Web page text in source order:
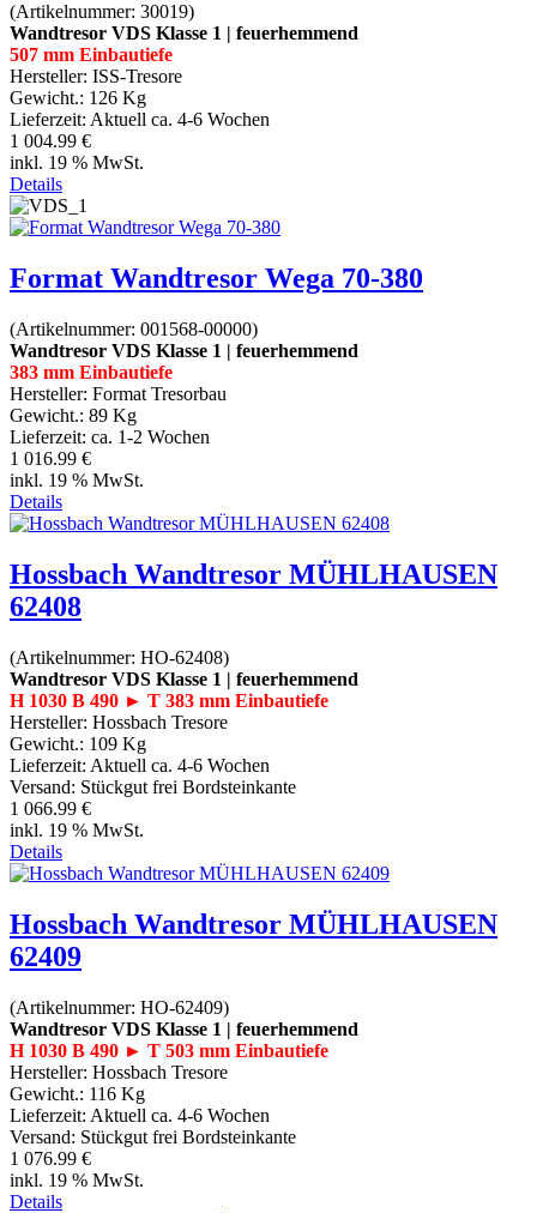
(Artikelnummer: 30019)
Wandtresor VDS Klasse 1 | feuerhemmend
507 mm Einbautiefe
Hersteller: ISS-Tresore
Gewicht.: 126 Kg
Lieferzeit: Aktuell ca. 4-6 Wochen
1 004.99 €
inkl. 19 % MwSt.
Details
Format Wandtresor Wega 70-380
(Artikelnummer: 001568-00000)
Wandtresor VDS Klasse 1 | feuerhemmend
383 mm Einbautiefe
Hersteller: Format Tresorbau
Gewicht.: 89 Kg
Lieferzeit: ca. 1-2 Wochen
1 016.99 €
inkl. 19 % MwSt.
Details
Hossbach Wandtresor MÜHLHAUSEN
62408
(Artikelnummer: HO-62408)
Wandtresor VDS Klasse 1 | feuerhemmend
H 1030 B 490 ► T 383 mm Einbautiefe
Hersteller: Hossbach Tresore
Gewicht.: 109 Kg
Lieferzeit: Aktuell ca. 4-6 Wochen
Versand: Stückgut frei Bordsteinkante
1 066.99 €
inkl. 19 % MwSt.
Details
Hossbach Wandtresor MÜHLHAUSEN
62409
(Artikelnummer: HO-62409)
Wandtresor VDS Klasse 1 | feuerhemmend
H 1030 B 490 ► T 503 mm Einbautiefe
Hersteller: Hossbach Tresore
Gewicht.: 116 Kg
Lieferzeit: Aktuell ca. 4-6 Wochen
Versand: Stückgut frei Bordsteinkante
1 076.99 €
inkl. 19 % MwSt.
Details